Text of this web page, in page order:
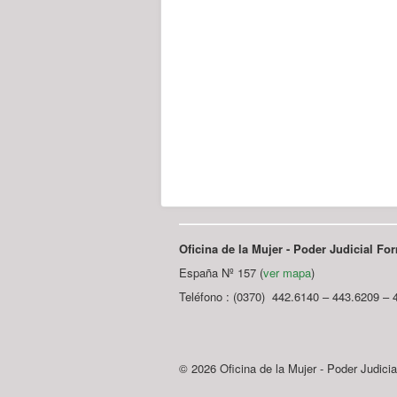
Oficina de la Mujer - Poder Judicial
España Nº 157 (ver mapa)
Teléfono : (0370) 442.6140 – 443.6209 –
© 2026 Oficina de la Mujer - Poder